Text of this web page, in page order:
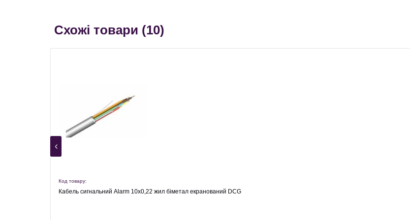
Схожі товари (10)
Код товару:
Кабель сигнальний Alarm 10х0,22 жил біметал екранований DCG